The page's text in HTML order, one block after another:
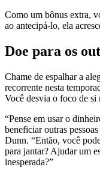
Como um bônus extra,
ao antecipá-lo, ela
Doe para os
Chame de espalhar a
recorrente nesta
Você desvia o foco de si
“Pense em usar o
beneficiar outras
Dunn. “Então, você
para jantar? Ajudar um
inesperada?”